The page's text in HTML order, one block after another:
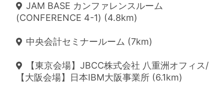
JAM BASE カンファレンスルーム
(CONFERENCE 4-1) (4.8km)
中央会計セミナールーム (7km)
【東京会場】JBCC株式会社 八重洲オフィス/
【大阪会場】日本IBM大阪事業所 (6.1km)